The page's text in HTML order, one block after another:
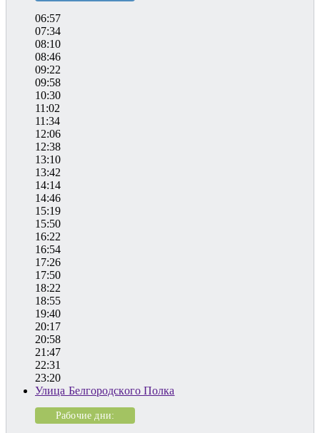
06:57
07:34
08:10
08:46
09:22
09:58
10:30
11:02
11:34
12:06
12:38
13:10
13:42
14:14
14:46
15:19
15:50
16:22
16:54
17:26
17:50
18:22
18:55
19:40
20:17
20:58
21:47
22:31
23:20
Улица Белгородского Полка
Рабочие дни: